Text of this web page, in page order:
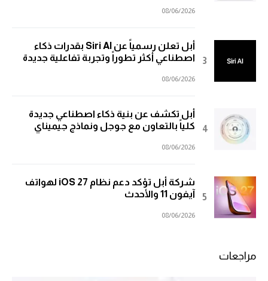
08/06/2026
أبل تعلن رسمياً عن Siri AI بقدرات ذكاء
اصطناعي أكثر تطوراً وتجربة تفاعلية جديدة
08/06/2026
أبل تكشف عن بنية ذكاء اصطناعي جديدة
كلياً بالتعاون مع جوجل ونماذج جيميناي
08/06/2026
شركة أبل تؤكد دعم نظام iOS 27 لهواتف
آيفون 11 والأحدث
08/06/2026
مراجعات